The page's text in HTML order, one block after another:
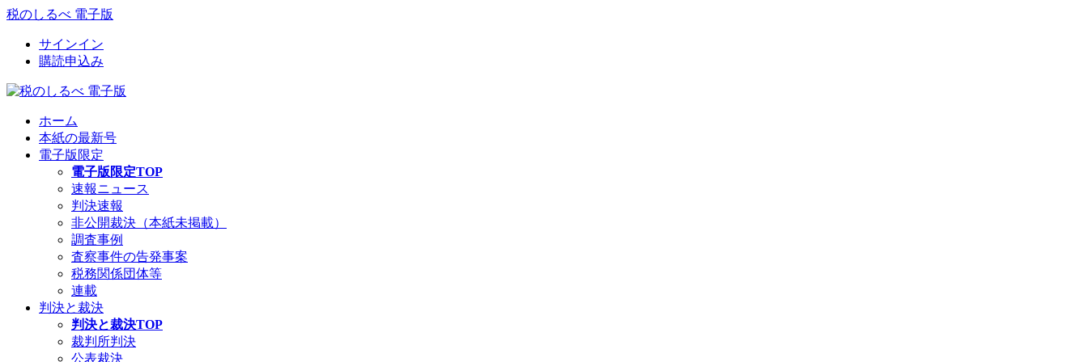
税のしるべ 電子版
サインイン
購読申込み
ホーム
本紙の最新号
電子版限定
電子版限定TOP
速報ニュース
判決速報
非公開裁決（本紙未掲載）
調査事例
査察事件の告発事案
税務関係団体等
連載
判決と裁決
判決と裁決TOP
裁判所判決
公表裁決